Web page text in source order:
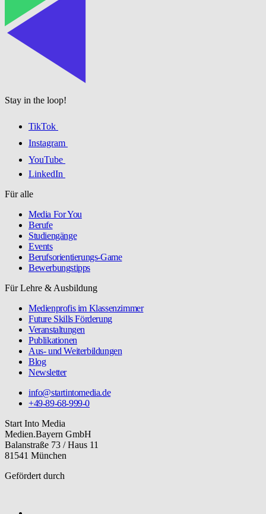
Stay in the loop!
TikTok
Instagram
YouTube
LinkedIn
Für alle
Media For You
Berufe
Studiengänge
Events
Berufsorientierungs-Game
Bewerbungstipps
Für Lehre & Ausbildung
Medienprofis im Klassenzimmer
Future Skills Förderung
Veranstaltungen
Publikationen
Aus- und Weiterbildungen
Blog
Newsletter
info@startintomedia.de
+49-89-68-999-0
Start Into Media
Medien.Bayern GmbH
Balanstraße 73 / Haus 11
81541 München
Gefördert durch